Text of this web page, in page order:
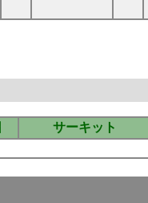
サーキット